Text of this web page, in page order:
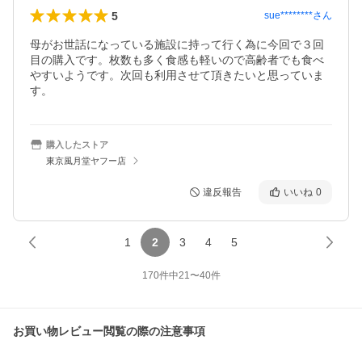
5 sue********さん
母がお世話になっている施設に持って行く為に今回で３回
目の購入です。枚数も多く食感も軽いので高齢者でも食べ
やすいようです。次回も利用させて頂きたいと思っていま
す。
購入したストア
東京風月堂ヤフー店
違反報告 いいね 0
1 2 3 4 5
170件中21〜40件
お買い物レビュー閲覧の際の注意事項